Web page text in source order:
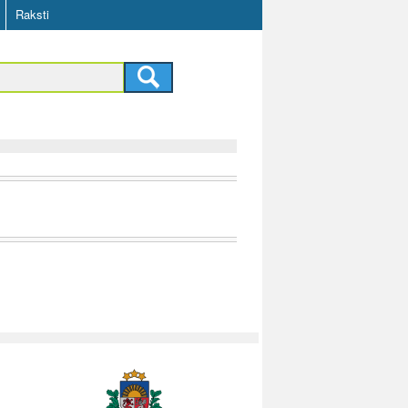
Raksti